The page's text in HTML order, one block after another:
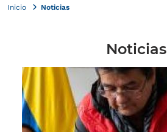
Inicio Noticias
Noticias